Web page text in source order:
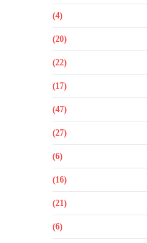
(4)
(20)
(22)
(17)
(47)
(27)
(6)
(16)
(21)
(6)